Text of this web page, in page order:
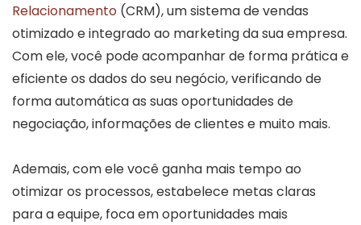
Relacionamento (CRM), um sistema de vendas
otimizado e integrado ao marketing da sua empresa.
Com ele, você pode acompanhar de forma prática e
eficiente os dados do seu negócio, verificando de
forma automática as suas oportunidades de
negociação, informações de clientes e muito mais.
Ademais, com ele você ganha mais tempo ao
otimizar os processos, estabelece metas claras
para a equipe, foca em oportunidades mais